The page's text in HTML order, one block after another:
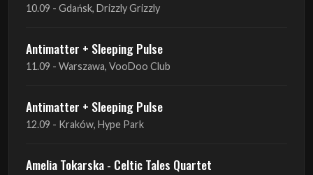
10.09 - Gdańsk, Drizzly Grizzly
Antimatter + Sleeping Pulse
11.09 - Warszawa, VooDoo Club
Antimatter + Sleeping Pulse
12.09 - Kraków, Hype Park
Amelia Tokarska - Celtic Tales Quartet